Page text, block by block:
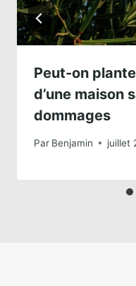
Peut-on
d’une maison
dommages
Par Benjamin juillet